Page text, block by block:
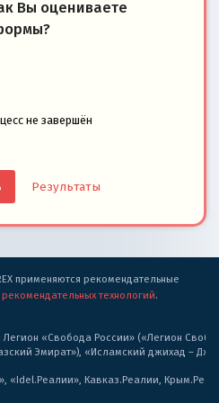
Вы оцениваете
не завершён
Результаты
применяются рекомендательные
технологий.
«Свобода России» («Легион
Эмират»), «Исламский джихад –
«Idel.Реалии», Кавказ.Реалии,